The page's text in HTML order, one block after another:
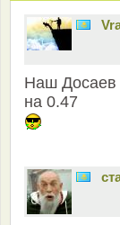
Наш Досаев
на 0.47